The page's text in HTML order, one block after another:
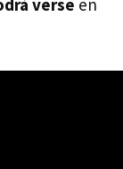
verse en